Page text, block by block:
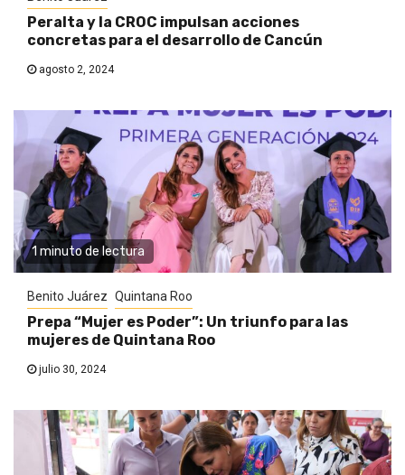
Peralta y la CROC impulsan acciones
concretas para el desarrollo de Cancún
agosto 2, 2024
1 minuto de lectura
Benito Juárez Quintana Roo
Prepa “Mujer es Poder”: Un triunfo para las
mujeres de Quintana Roo
julio 30, 2024